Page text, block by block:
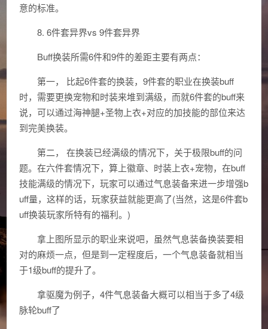
意的标准。
8. 6件套异界vs 9件套异界
Buff换装所需6件和9件的差距主要有两点：
第一， 比起6件套的换装，9件套的职业在换装buff
时，需要更换宠物和时装来堆到满级，而就6件套的buff来
说，可以通过海神腿+圣物上衣+对应的加技能的部位来达
到完美换装。
第二， 在换装已经满级的情况下，关于极限buff的问
题。在六件套情况下，算上徽章、时装上衣+宠物，在buff
技能满级的情况下，玩家可以通过气息装备来进一步增强b
uff量，这样的话，玩家获益就能更高了(当然，这是6件套b
uff换装玩家所特有的福利。)
拿上图所显示的职业来说吧，虽然气息装备换装要相
对的麻烦一点，但是到一定程度后，一个气息装备就相当
于1级buff的提升了。
拿驱魔为例子，4件气息装备大概可以相当于多了4级
脉轮buff了